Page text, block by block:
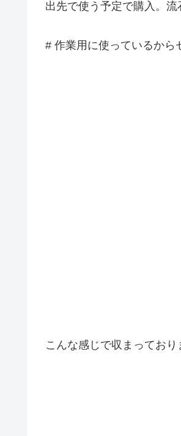
出先で使う予定で購入。流
# 作業用に使っているから
こんな感じで収まっており